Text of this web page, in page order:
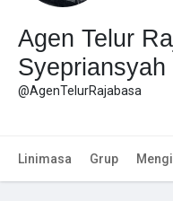
Agen Telur
Syepriansyah
@AgenTelurRajabasa
Linimasa Grup